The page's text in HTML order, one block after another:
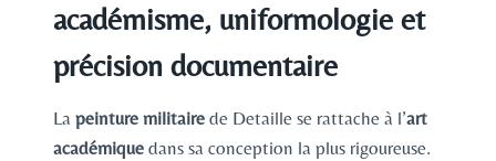
académisme, uniformologie et
précision documentaire
La peinture militaire de Detaille se rattache à l’art
académique dans sa conception la plus rigoureuse.